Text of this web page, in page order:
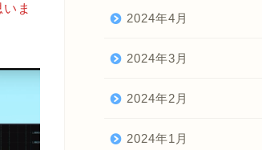
ま
2024年4月
2024年3月
2024年2月
2024年1月